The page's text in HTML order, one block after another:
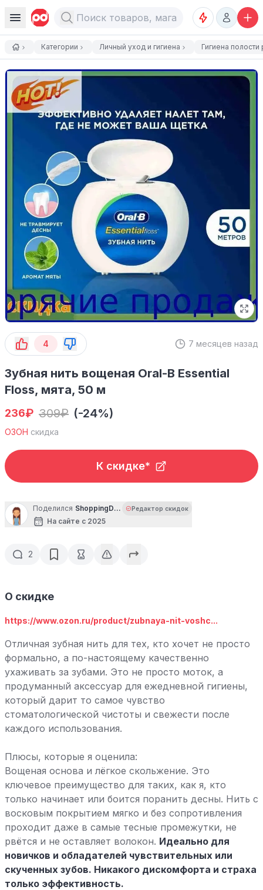
Категории Личный уход и гигиена Гигиена полости
4 7 месяцев назад
Зубная нить вощеная Oral-B Essential
Floss, мята, 50 м
236₽ 309₽ (-24%)
ОЗОН скидка
К скидке*
Поделился ShoppingDiva Редактор скидок
На сайте с 2025
2
О скидке
https://www.ozon.ru/product/zubnaya-nit-voshc...
Отличная зубная нить для тех, кто хочет не просто
формально, а по-настоящему качественно
ухаживать за зубами. Это не просто моток, а
продуманный аксессуар для ежедневной гигиены,
который дарит то самое чувство
стоматологической чистоты и свежести после
каждого использования.
Плюсы, которые я оценила:
Вощеная основа и лёгкое скольжение. Это
ключевое преимущество для таких, как я, кто
только начинает или боится поранить десны. Нить с
восковым покрытием мягко и без сопротивления
проходит даже в самые тесные промежутки, не
рвётся и не оставляет волокон. Идеально для
новичков и обладателей чувствительных или
скученных зубов. Никакого дискомфорта и страха
только эффективность.